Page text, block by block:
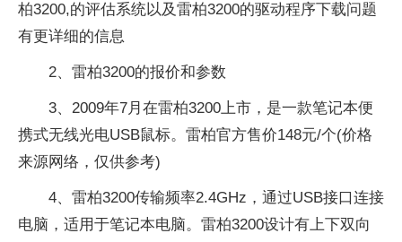
柏3200,的评估系统以及雷柏3200的驱动程序下载问题
有更详细的信息
2、雷柏3200的报价和参数
3、2009年7月在雷柏3200上市，是一款笔记本便
携式无线光电USB鼠标。雷柏官方售价148元/个(价格
来源网络，仅供参考)
4、雷柏3200传输频率2.4GHz，通过USB接口连接
电脑，适用于笔记本电脑。雷柏3200设计有上下双向